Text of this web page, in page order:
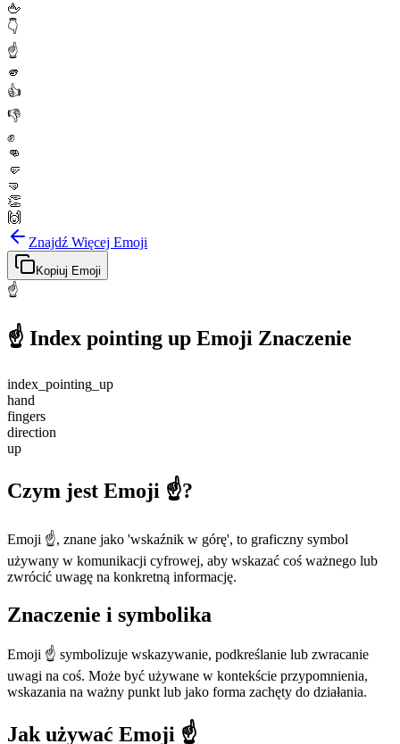
🖕
👇
☝️
🫵
👍
👎
✊
👊
🤛
🤜
👏
🙌
Znajdź Więcej Emoji
Kopiuj Emoji
☝️
☝️ Index pointing up Emoji Znaczenie
index_pointing_up
hand
fingers
direction
up
Czym jest Emoji ☝️?
Emoji ☝️, znane jako 'wskaźnik w górę', to graficzny symbol
używany w komunikacji cyfrowej, aby wskazać coś ważnego lub
zwrócić uwagę na konkretną informację.
Znaczenie i symbolika
Emoji ☝️ symbolizuje wskazywanie, podkreślanie lub zwracanie
uwagi na coś. Może być używane w kontekście przypomnienia,
wskazania na ważny punkt lub jako forma zachęty do działania.
Jak używać Emoji ☝️